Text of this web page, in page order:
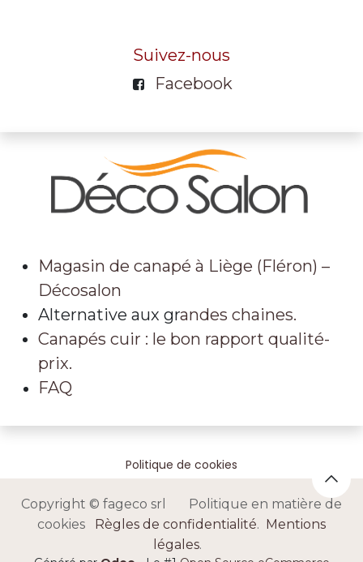
Suivez-nous
Facebook
Magasin de canapé à Liège (Fléron) –
Décosalon
Alternative aux grandes chaines.
Canapés cuir : le bon rapport qualité-
prix.
FAQ
Politique de cookies
Copyright © fageco srl Politique en matière de
cookies
Règles de confidentialité.
Mentions
légales.